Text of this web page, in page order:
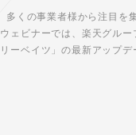
多くの事業者様から注目を
ウェビナーでは、楽天グル
リーベイツ」の最新アップ